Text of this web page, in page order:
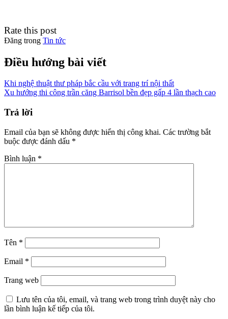
Rate this post
Đăng trong Tin tức
Điều hướng bài viết
Khi nghệ thuật thư pháp bắc cầu với trang trí nội thất
Xu hướng thi công trần căng Barrisol bền đẹp gấp 4 lần thạch cao
Trả lời
Email của bạn sẽ không được hiển thị công khai. Các trường bắt
buộc được đánh dấu *
Bình luận *
Tên *
Email *
Trang web
Lưu tên của tôi, email, và trang web trong trình duyệt này cho
lần bình luận kế tiếp của tôi.